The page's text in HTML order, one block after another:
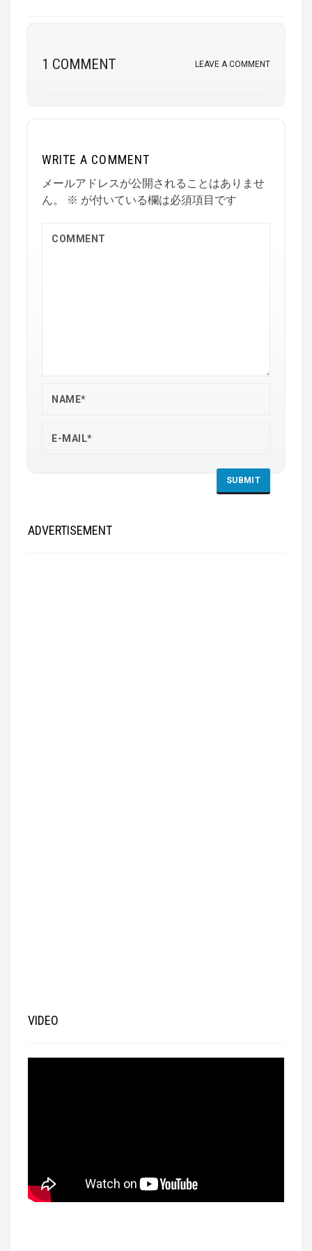
1 COMMENT LEAVE A COMMENT
WRITE A COMMENT
メールアドレスが公開されることはありませ
ん。
※ が付いている欄は必須項目です
ADVERTISEMENT
VIDEO